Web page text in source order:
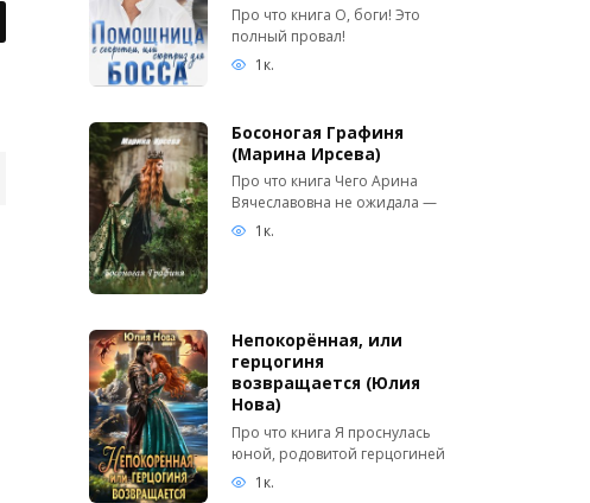
Про что книга О, боги! Это
полный провал!
1к.
Босоногая Графиня
(Марина Ирсева)
Про что книга Чего Арина
Вячеславовна не ожидала —
1к.
Непокорённая, или
герцогиня
возвращается (Юлия
Нова)
Про что книга Я проснулась
юной, родовитой герцогиней
1к.